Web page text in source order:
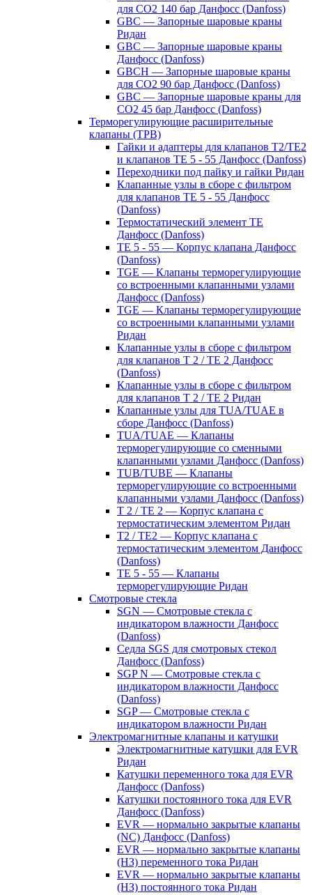
для CO2 140 бар Данфосс (Danfoss)
GBC — Запорные шаровые краны
Ридан
GBC — Запорные шаровые краны
Данфосс (Danfoss)
GBCH — Запорные шаровые краны
для CO2 90 бар Данфосс (Danfoss)
GBC — Запорные шаровые краны для
CO2 45 бар Данфосс (Danfoss)
Терморегулирующие расширительные
клапаны (ТРВ)
Гайки и адаптеры для клапанов T2/TE2
и клапанов TE 5 - 55 Данфосс (Danfoss)
Переходники под пайку и гайки Ридан
Клапанные узлы в сборе с фильтром
для клапанов TE 5 - 55 Данфосс
(Danfoss)
Термостатический элемент TE
Данфосс (Danfoss)
TE 5 - 55 — Корпус клапана Данфосс
(Danfoss)
TGE — Клапаны терморегулирующие
со встроенными клапанными узлами
Данфосс (Danfoss)
TGE — Клапаны терморегулирующие
со встроенными клапанными узлами
Ридан
Клапанные узлы в сборе с фильтром
для клапанов T 2 / TE 2 Данфосс
(Danfoss)
Клапанные узлы в сборе с фильтром
для клапанов T 2 / TE 2 Ридан
Клапанные узлы для TUA/TUAE в
сборе Данфосс (Danfoss)
TUA/TUAE — Клапаны
терморегулирующие со сменными
клапанными узлами Данфосс (Danfoss)
TUB/TUBE — Клапаны
терморегулирующие со встроенными
клапанными узлами Данфосс (Danfoss)
T 2 / TE 2 — Корпус клапана с
термостатическим элементом Ридан
T2 / TE2 — Корпус клапана с
термостатическим элементом Данфосс
(Danfoss)
TE 5 - 55 — Клапаны
терморегулирующие Ридан
Смотровые стекла
SGN — Смотровые стекла с
индикатором влажности Данфосс
(Danfoss)
Седла SGS для смотровых стекол
Данфосс (Danfoss)
SGP N — Смотровые стекла с
индикатором влажности Данфосс
(Danfoss)
SGP — Смотровые стекла с
индикатором влажности Ридан
Электромагнитные клапаны и катушки
Электромагнитные катушки для EVR
Ридан
Катушки переменного тока для EVR
Данфосс (Danfoss)
Катушки постоянного тока для EVR
Данфосс (Danfoss)
EVR — нормально закрытые клапаны
(NC) Данфосс (Danfoss)
EVR — нормально закрытые клапаны
(НЗ) переменного тока Ридан
EVR — нормально закрытые клапаны
(НЗ) постоянного тока Ридан